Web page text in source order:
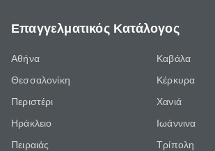
Επαγγελματικός Κατάλογος
Αθήνα
Θεσσαλονίκη
Περιστέρι
Ηράκλειο
Πειραιάς
Καβάλα
Κέρκυρα
Χανιά
Ιωάννινα
Τρίπολη